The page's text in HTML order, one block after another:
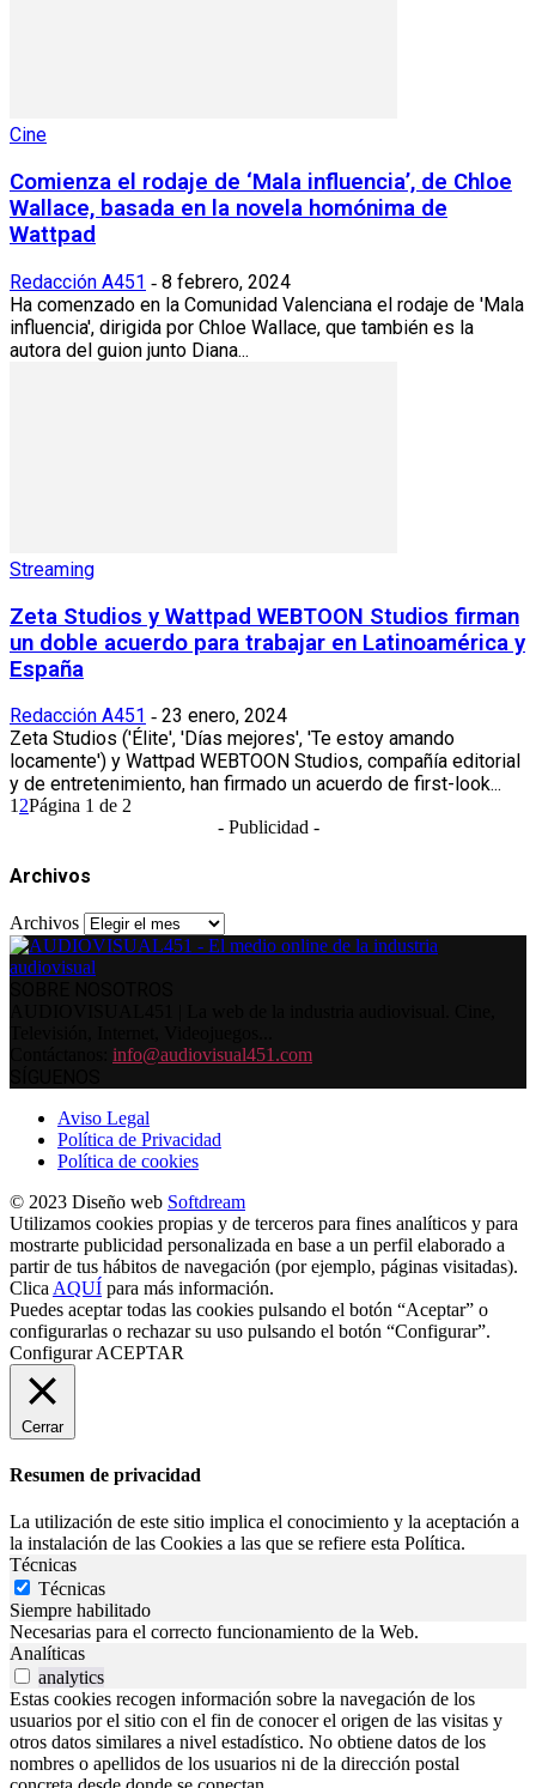
Cine
Comienza el rodaje de ‘Mala influencia’, de Chloe
Wallace, basada en la novela homónima de
Wattpad
Redacción A451 - 8 febrero, 2024
Ha comenzado en la Comunidad Valenciana el rodaje de 'Mala
influencia', dirigida por Chloe Wallace, que también es la
autora del guion junto Diana...
Streaming
Zeta Studios y Wattpad WEBTOON Studios firman
un doble acuerdo para trabajar en Latinoamérica y
España
Redacción A451 - 23 enero, 2024
Zeta Studios ('Élite', 'Días mejores', 'Te estoy amando
locamente') y Wattpad WEBTOON Studios, compañía editorial
y de entretenimiento, han firmado un acuerdo de first-look...
1 2Página 1 de 2
- Publicidad -
Archivos
Archivos
info@audiovisual451.com
Aviso Legal
Política de Privacidad
Política de cookies
© 2023 Diseño web Softdream
Utilizamos cookies propias y de terceros para fines analíticos y para
mostrarte publicidad personalizada en base a un perfil elaborado a
partir de tus hábitos de navegación (por ejemplo, páginas visitadas).
Clica AQUÍ para más información.
Puedes aceptar todas las cookies pulsando el botón “Aceptar” o
configurarlas o rechazar su uso pulsando el botón “Configurar”.
Configurar ACEPTAR
Cerrar
Resumen de privacidad
La utilización de este sitio implica el conocimiento y la aceptación a
la instalación de las Cookies a las que se refiere esta Política.
Técnicas
Técnicas
Siempre habilitado
Necesarias para el correcto funcionamiento de la Web.
Analíticas
analytics
Estas cookies recogen información sobre la navegación de los
usuarios por el sitio con el fin de conocer el origen de las visitas y
otros datos similares a nivel estadístico. No obtiene datos de los
nombres o apellidos de los usuarios ni de la dirección postal